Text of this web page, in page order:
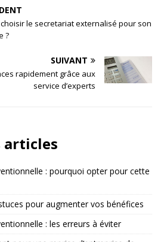
le secretariat externalisé pour son
?
SUIVANT
rapidement grâce aux
service d’experts
articles
: pourquoi opter pour cette
pour augmenter vos bénéfices
: les erreurs à éviter